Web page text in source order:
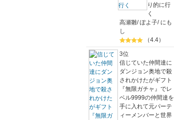
り的に行
く
高瀬雛/ぽよ子/ にも
し
（4.4）
3位
信じていた仲間達に
ダンジョン奥地で殺
されかけたがギフト
『無限ガチャ』でレ
ベル9999の仲間達を
手に入れて元パーテ
ィーメンバーと世界